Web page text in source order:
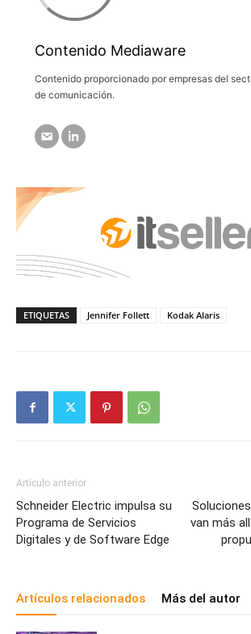
Contenido Mediaware
Contenido proporcionado por empresas del
de comunicación.
ETIQUETAS Jennifer Follett Kodak Alaris
Artículo anterior
Schneider Electric impulsa su
Programa de Servicios
Digitales y de Software Edge
van más
Artículos relacionados Más del autor